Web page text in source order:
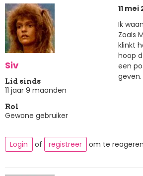
Siv
Lid sinds
11 jaar 9 maanden
Rol
Gewone gebruiker
11 mei
Ik
Zoals
klinkt
hoop
een
geven.
Login of registreer om te reageren